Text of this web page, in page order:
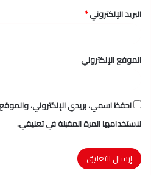
البريد الإلكتروني*
الموقع الإلكتروني
احفظ اسمي، بريدي الإلكتروني،
لاستخدامها المرة المقبلة في تعليقي.